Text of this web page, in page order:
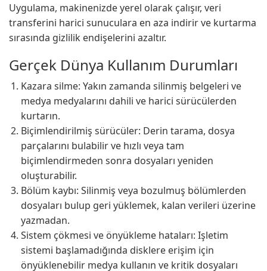
Uygulama, makinenizde yerel olarak çalışır, veri
transferini harici sunuculara en aza indirir ve kurtarma
sırasında gizlilik endişelerini azaltır.
Gerçek Dünya Kullanım Durumları
Kazara silme: Yakın zamanda silinmiş belgeleri ve
medya medyalarını dahili ve harici sürücülerden
kurtarın.
Biçimlendirilmiş sürücüler: Derin tarama, dosya
parçalarını bulabilir ve hızlı veya tam
biçimlendirmeden sonra dosyaları yeniden
oluşturabilir.
Bölüm kaybı: Silinmiş veya bozulmuş bölümlerden
dosyaları bulup geri yüklemek, kalan verileri üzerine
yazmadan.
Sistem çökmesi ve önyükleme hataları: Işletim
sistemi başlamadığında disklere erişim için
önyüklenebilir medya kullanın ve kritik dosyaları